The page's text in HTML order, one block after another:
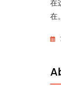
在
在